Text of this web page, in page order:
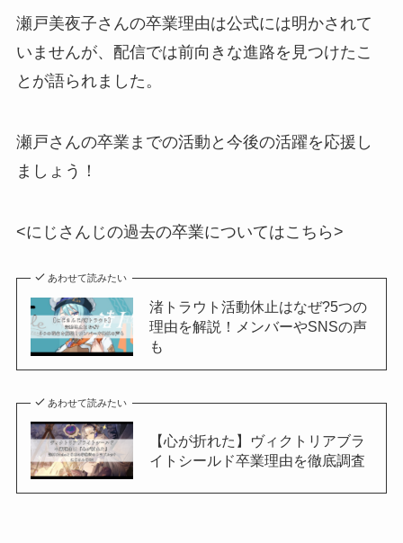
瀬戸美夜子さんの卒業理由は公式には明かされて
いませんが、配信では前向きな進路を見つけたこ
とが語られました。
瀬戸さんの卒業までの活動と今後の活躍を応援し
ましょう！
<にじさんじの過去の卒業についてはこちら>
あわせて読みたい
渚トラウト活動休止はなぜ?5つの
理由を解説！メンバーやSNSの声
も
あわせて読みたい
【心が折れた】ヴィクトリアブラ
イトシールド卒業理由を徹底調査